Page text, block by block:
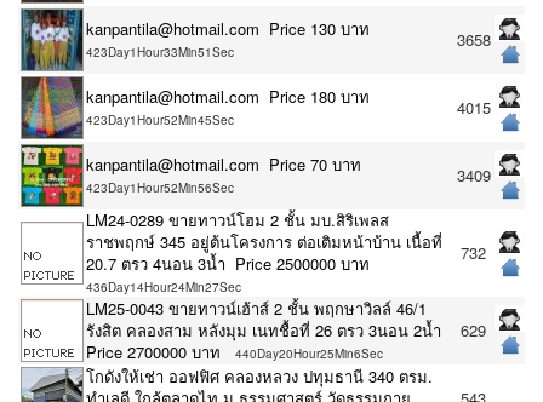
kanpantila@hotmail.com Price 130 บาท
423Day1Hour33Min51Sec
3658
kanpantila@hotmail.com Price 180 บาท
423Day1Hour52Min45Sec
4015
kanpantila@hotmail.com Price 70 บาท
423Day1Hour52Min56Sec
3409
LM24-0289 ขายทาวน์โฮม 2 ชั้น มบ.สิริเพลส
ราชพฤกษ์ 345 อยู่ต้นโครงการ ต่อเติมหน้าบ้าน เนื้อที่
20.7 ตรว 4นอน 3น้ำ Price 2500000 บาท
436Day14Hour24Min27Sec
732
LM25-0043 ขายทาวน์เฮ้าส์ 2 ชั้น พฤกษาวิลล์ 46/1
รังสิต คลองสาม หลังมุม เนทชื้อที่ 26 ตรว 3นอน 2น้ำ
Price 2700000 บาท
440Day20Hour25Min6Sec
629
โกดังให้เช่า ออฟฟิศ คลองหลวง ปทุมธานี 340 ตรม.